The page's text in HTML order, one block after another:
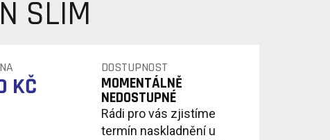
SLIM
DOSTUPNOST
KČ MOMENTÁLNĚ
NEDOSTUPNÉ
Rádi pro vás zjistíme
termín naskladnění u